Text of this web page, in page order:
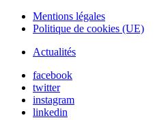
Mentions légales
Politique de cookies (UE)
Actualités
facebook
twitter
instagram
linkedin